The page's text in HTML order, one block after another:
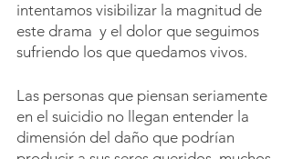
intentamos visibilizar la magnitud de
este drama  y el dolor que seguimos
sufriendo los que quedamos vivos.
Las personas que piensan seriamente
en el suicidio no llegan entender la
dimensión del daño que podrían